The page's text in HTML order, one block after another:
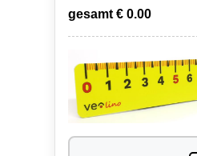
gesamt € 0.00